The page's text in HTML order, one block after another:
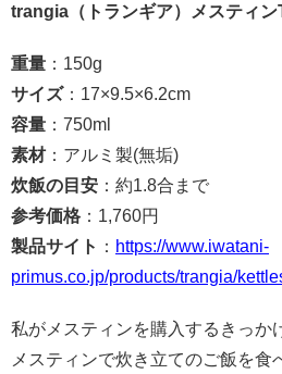
trangia（トランギア）メスティン
重量 ：150g
サイズ：17×9.5×6.2cm
容量 ：750ml
素材：アルミ製(無垢)
炊飯の目安 ：約1.8合まで
参考価格 ：1,760円
製品サイト ： https://www.iwatani-
primus.co.jp/products/trangia/
私がメスティンを購入するきっか
メスティンで炊き立てのご飯を食